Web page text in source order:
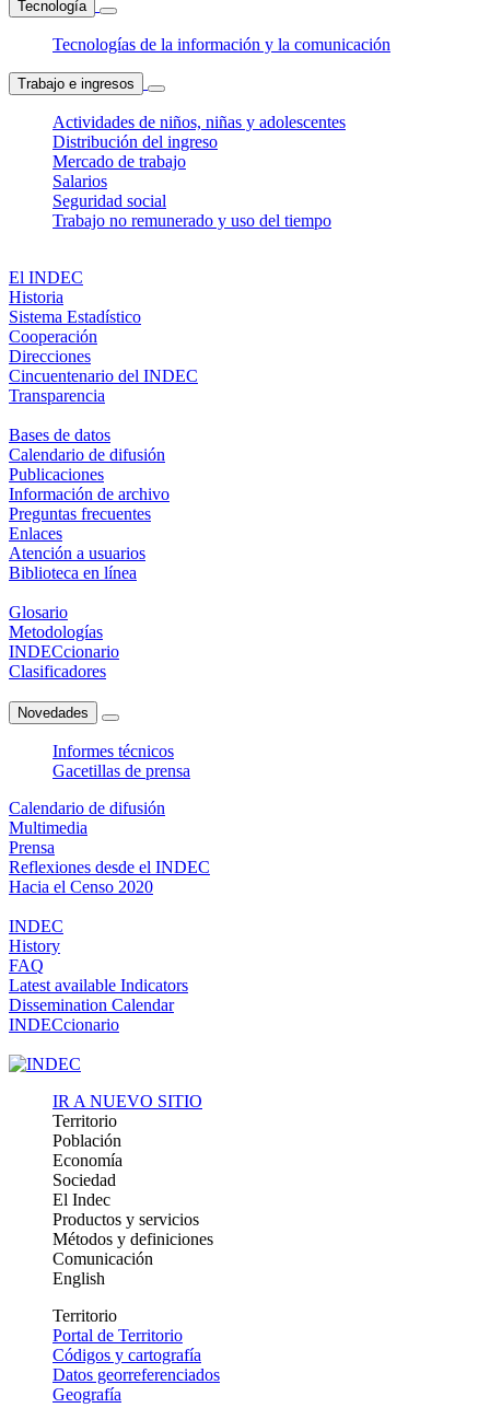
Tecnología
Tecnologías de la información y la comunicación
Trabajo e ingresos
Actividades de niños, niñas y adolescentes
Distribución del ingreso
Mercado de trabajo
Salarios
Seguridad social
Trabajo no remunerado y uso del tiempo
El INDEC
Historia
Sistema Estadístico
Cooperación
Direcciones
Cincuentenario del INDEC
Transparencia
Bases de datos
Calendario de difusión
Publicaciones
Información de archivo
Preguntas frecuentes
Enlaces
Atención a usuarios
Biblioteca en línea
Glosario
Metodologías
INDECcionario
Clasificadores
Novedades
Informes técnicos
Gacetillas de prensa
Calendario de difusión
Multimedia
Prensa
Reflexiones desde el INDEC
Hacia el Censo 2020
INDEC
History
FAQ
Latest available Indicators
Dissemination Calendar
INDECcionario
IR A NUEVO SITIO
Territorio
Población
Economía
Sociedad
El Indec
Productos y servicios
Métodos y definiciones
Comunicación
English
Territorio
Portal de Territorio
Códigos y cartografía
Datos georreferenciados
Geografía